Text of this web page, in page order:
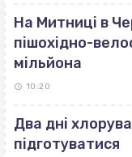
На Митниці в
пішохідно-
мільйона
10:20
Два дні
підготуватися